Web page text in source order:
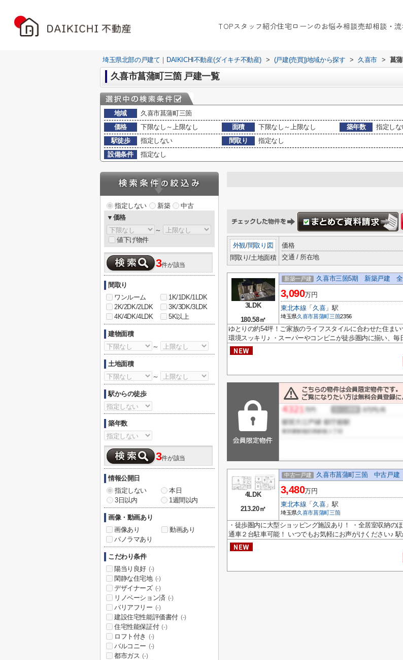
TOPスタッフ紹介住宅ローンのお悩み相談売却相談・流
埼玉県北部の戸建て｜DAIKICHI不動産(ダイキチ不動産) > (戸建(売買))地域から探す > 久喜市 > 菖
久喜市菖蒲町三箇 戸建一覧
地域
久喜市菖蒲町三箇
価格
下限なし～上限なし 面積 下限なし～上限なし 築年数
指定しな
駅徒歩
指定しない 間取り
指定なし
設備条件
指定なし
外観/間取り図
間取り/土地面積
価格
交通 / 所在地
3LDK
180.58㎡
新築一戸建 久喜市三箇5期 新築戸建
3,090万円
東北本線 「 久喜」駅
埼玉県久喜市菖蒲町三箇2356
ゆとりの約54坪！ご家族のライフスタイルに合わせた住ま
環境スッキリ♪ ・スーパーやコンビニが徒歩圏内に揃い、毎
4LDK
213.20㎡
中古一戸建 久喜市菖蒲町三箇 中古戸建
3,480万円
東北本線 「 久喜」駅
埼玉県久喜市菖蒲町三箇
・徒歩圏内に大型ショッピング施設あり！ ・全居室収納の
通車２台駐車可能！ いつでもお気軽にお声がけください♪
指定しない 新築
中古
▼価格
～
値下げ物件
3件が該当
間取り
ワンルーム
1K/1DK/1LDK
2K/2DK/2LDK
3K/3DK/3LDK
4K/4DK/4LDK
5K以上
建物面積
～
土地面積
～
駅からの徒歩
築年数
3件が該当
情報公開日
指定しない
本日
3日以内
1週間以内
画像・動画あり
画像あり
動画あり
パノラマあり
こだわり条件
陽当り良好 (-)
閑静な住宅地 (-)
デザイナーズ (-)
リノベーション済 (-)
バリアフリー (-)
建設住宅性能評価書付 (-)
住宅性能保証付 (-)
ロフト付き (-)
バルコニー (-)
都市ガス (-)